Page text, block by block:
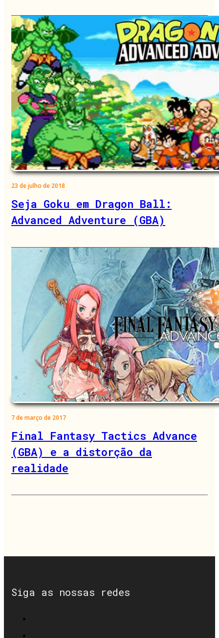
23 de julho de 2018
Seja Goku em Dragon Ball:
Advanced Adventure (GBA)
7 de março de 2017
Final Fantasy Tactics Advance
(GBA) e a distorção da
realidade
Siga as nossas redes